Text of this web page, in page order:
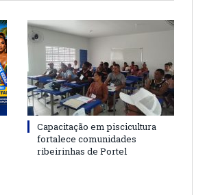
Capacitação em piscicultura
fortalece comunidades
ribeirinhas de Portel